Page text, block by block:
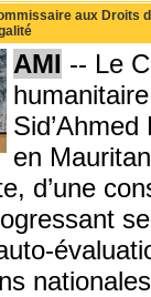
aux Droits
AMI -- Le
en
d’une